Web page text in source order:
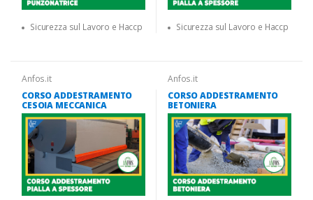
Sicurezza sul Lavoro e Haccp Sicurezza sul Lavoro e Haccp
Anfos.it
CORSO ADDESTRAMENTO
CESOIA MECCANICA
Anfos.it
CORSO ADDESTRAMENTO
BETONIERA